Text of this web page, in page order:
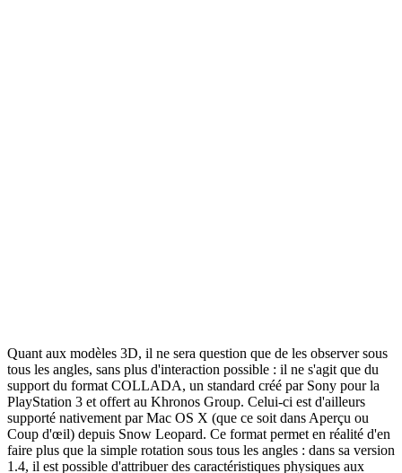
Quant aux modèles 3D, il ne sera question que de les observer sous
tous les angles, sans plus d'interaction possible : il ne s'agit que du
support du format COLLADA, un standard créé par Sony pour la
PlayStation 3 et offert au Khronos Group. Celui-ci est d'ailleurs
supporté nativement par Mac OS X (que ce soit dans Aperçu ou
Coup d'œil) depuis Snow Leopard. Ce format permet en réalité d'en
faire plus que la simple rotation sous tous les angles : dans sa version
1.4, il est possible d'attribuer des caractéristiques physiques aux